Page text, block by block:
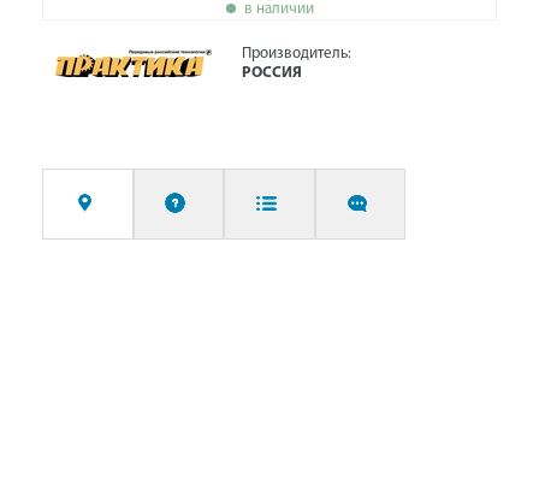
в наличии
Производитель:
РОССИЯ